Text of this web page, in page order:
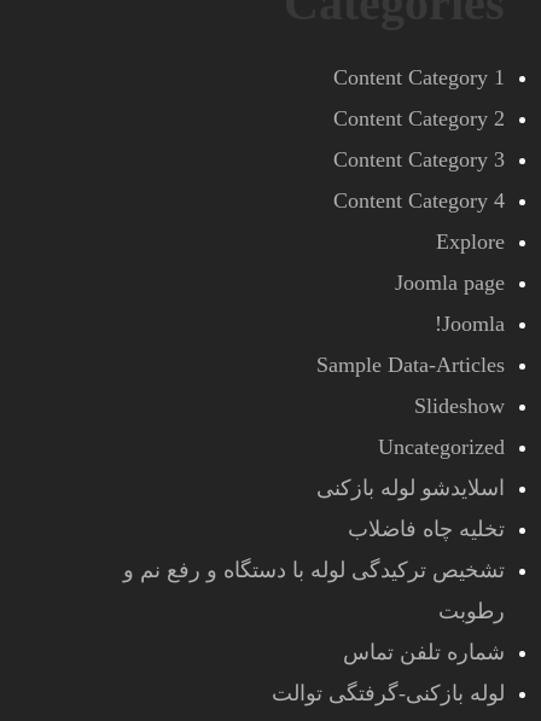
Content Category 1
Content Category 2
Content Category 3
Content Category 4
Explore
Joomla page
Joomla!
Sample Data-Articles
Slideshow
Uncategorized
اسلایدشو لوله بازکنی
تخلیه چاه فاضلاب
تشخیص ترکیدگی لوله با دستگاه و رفع نم و
رطوبت
شماره تلفن تماس
لوله بازکنی-گرفتگی توالت